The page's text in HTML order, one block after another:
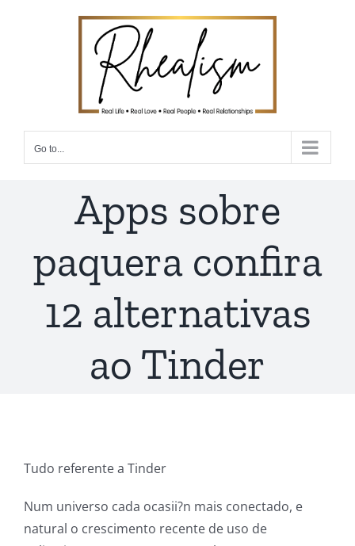
Go to...
Apps sobre
paquera confira
12 alternativas
ao Tinder
Tudo referente a Tinder
Num universo cada ocasii?n mais conectado, e
natural o crescimento recente de uso de